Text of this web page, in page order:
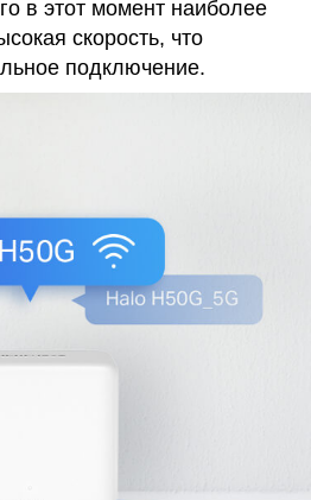
в этот момент наиболее
скорость, что
подключение.